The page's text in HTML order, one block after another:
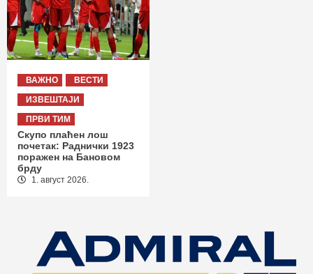
ВАЖНО
ВЕСТИ
ИЗВЕШТАЈИ
ПРВИ ТИМ
Скупо плаћен лош
почетак: Раднички 1923
поражен на Бановом
брду
1. август 2026.